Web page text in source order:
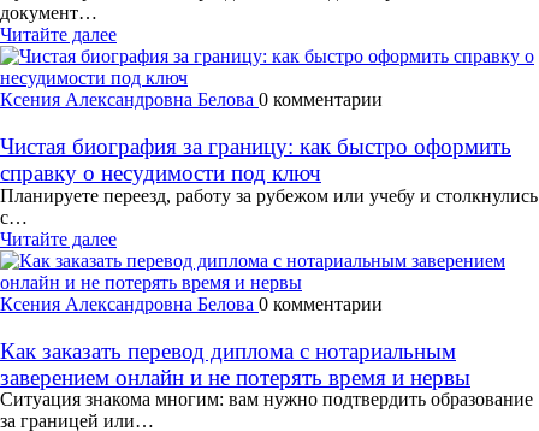
документ…
Читайте далее
Ксения Александровна Белова 0 комментарии
Чистая биография за границу: как быстро оформить
справку о несудимости под ключ
Планируете переезд, работу за рубежом или учебу и столкнулись
с…
Читайте далее
Ксения Александровна Белова 0 комментарии
Как заказать перевод диплома с нотариальным
заверением онлайн и не потерять время и нервы
Ситуация знакома многим: вам нужно подтвердить образование
за границей или…